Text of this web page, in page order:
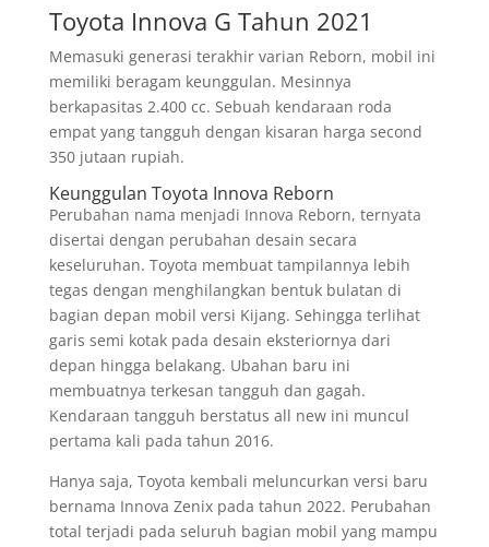
Toyota Innova G Tahun 2021
Memasuki generasi terakhir varian Reborn, mobil ini
memiliki beragam keunggulan. Mesinnya
berkapasitas 2.400 cc. Sebuah kendaraan roda
empat yang tangguh dengan kisaran harga second
350 jutaan rupiah.
Keunggulan Toyota Innova Reborn
Perubahan nama menjadi Innova Reborn, ternyata
disertai dengan perubahan desain secara
keseluruhan. Toyota membuat tampilannya lebih
tegas dengan menghilangkan bentuk bulatan di
bagian depan mobil versi Kijang. Sehingga terlihat
garis semi kotak pada desain eksteriornya dari
depan hingga belakang. Ubahan baru ini
membuatnya terkesan tangguh dan gagah.
Kendaraan tangguh berstatus all new ini muncul
pertama kali pada tahun 2016.
Hanya saja, Toyota kembali meluncurkan versi baru
bernama Innova Zenix pada tahun 2022. Perubahan
total terjadi pada seluruh bagian mobil yang mampu